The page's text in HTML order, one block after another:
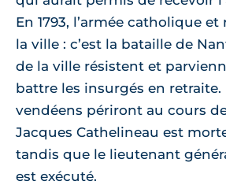
En 1793, l’armée catholique
la ville : c’est la bataille de
de la ville résistent et
battre les insurgés en retraite.
vendéens périront au cours
Jacques Cathelineau est
tandis que le lieutenant
est exécuté.